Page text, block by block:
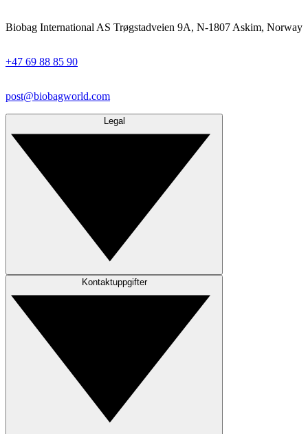
Biobag International AS Trøgstadveien 9A, N-1807 Askim, Norway
+47 69 88 85 90
post@biobagworld.com
Legal
Kontaktuppgifter